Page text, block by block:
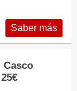
Saber más
Casco